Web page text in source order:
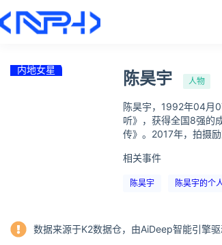
内地女星 陈昊宇 人物
陈昊宇，1992年04月
听》，获得全国8强的
传》。2017年，拍摄
相关事件
陈昊宇 陈昊宇的个
数据来源于K2数据仓，由AiDeep智能引擎